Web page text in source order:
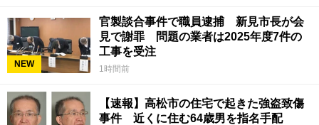
NEW
官製談合事件で職員逮捕 新見市長が会
見で謝罪 問題の業者は2025年度7件の
工事を受注
1時間前
【速報】高松市の住宅で起きた強盗致傷
事件 近くに住む64歳男を指名手配